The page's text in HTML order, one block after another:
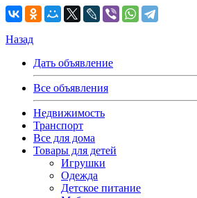
Назад
Дать объявление
Все объявления
Недвижимость
Транспорт
Все для дома
Товары для детей
Игрушки
Одежда
Детское питание